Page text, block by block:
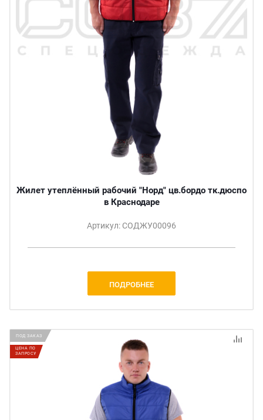
Жилет утеплённый рабочий "Норд" цв.бордо тк.дюспо
в Краснодаре
Артикул: СОДЖУ00096
ПОДРОБНЕЕ
ПОД ЗАКАЗ
ЦЕНА ПО
ЗАПРОСУ